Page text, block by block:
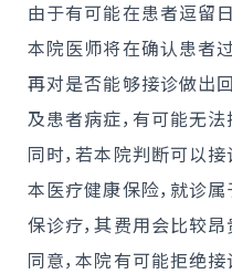
由于有可能在患者逗留
本院医师将在确认患者
再对是否能够接诊做出
及患者病症，有可能无法
同时，若本院判断可以
本医疗健康保险，就诊
保诊疗，其费用会比较
同意，本院有可能拒绝接